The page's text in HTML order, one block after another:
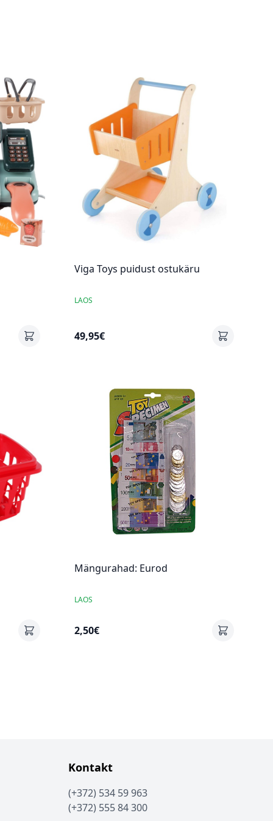
Viga Toys puidust ostukäru
LAOS
49,95€
Mängurahad: Eurod
LAOS
2,50€
Kontakt
(+372) 534 59 963
(+372) 555 84 300